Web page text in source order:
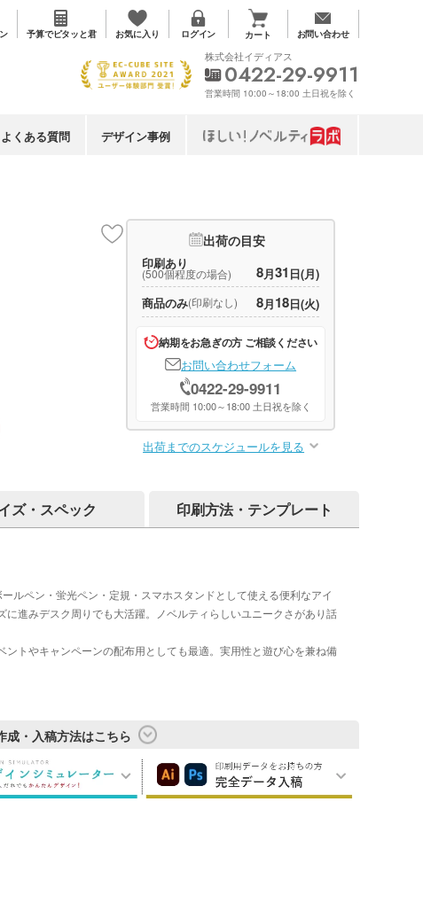
予算でピタッと君 お気に入り ログイン カート お問い合わせ
よくある質問 デザイン事例
株式会社イディアス
0422-29-9911
営業時間 10:00～18:00 土日祝を除く
出荷の目安
印刷あり
(500個程度の場合) 8月31 日(月)
商品のみ(印刷なし) 8月18日(火)
納期をお急ぎの方 ご相談ください
お問い合わせフォーム
0422-29-9911
営業時間 10:00～18:00 土日祝を除く
出荷までのスケジュールを見る
ズ・スペック 印刷方法・テンプレート
ルペン・蛍光ペン・定規・スマホスタンドとして使える便利なアイ
進みデスク周りでも大活躍。ノベルティらしいユニークさがあり話
トやキャンペーンの配布用としても最適。実用性と遊び心を兼ね備
成・入稿方法はこちら